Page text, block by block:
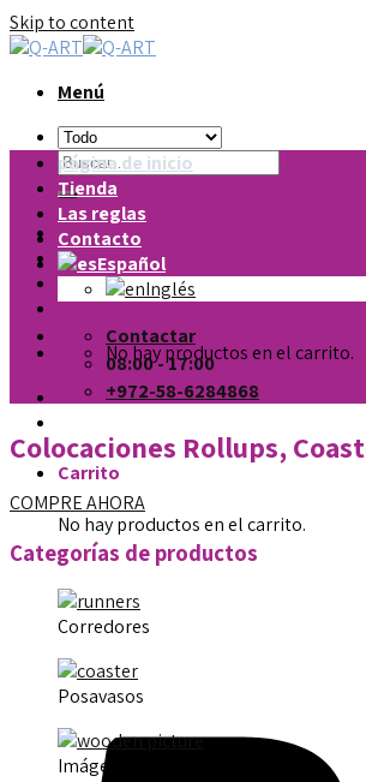
Skip to content
Menú
No hay productos en el carrito.
Carrito
No hay productos en el carrito.
página de inicio
Tienda
Las reglas
Contacto
Español
Inglés
Contactar
08:00 - 17:00
+972-58-6284868
Colocaciones Rollups,
COMPRE AHORA
Categorías de productos
Corredores
Posavasos
Imágenes